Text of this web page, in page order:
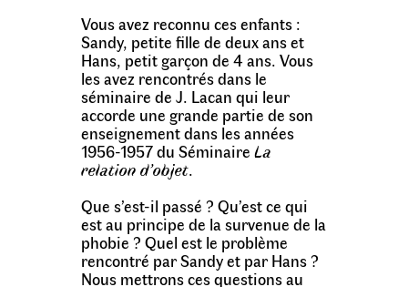
Vous avez reconnu ces enfants :
Sandy, petite fille de deux ans et
Hans, petit garçon de 4 ans. Vous
les avez rencontrés dans le
séminaire de J. Lacan qui leur
accorde une grande partie de son
enseignement dans les années
1956-1957 du Séminaire La
relation d’objet.
Que s’est-il passé ? Qu’est ce qui
est au principe de la survenue de la
phobie ? Quel est le problème
rencontré par Sandy et par Hans ?
Nous mettrons ces questions au